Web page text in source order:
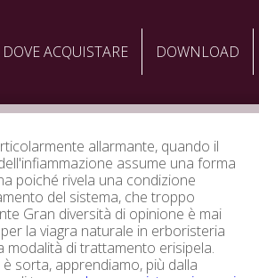
DOVE ACQUISTARE DOWNLOAD
allarmante, quando il
assume una forma
poiché rivela una condizione
del sistema, che troppo
Gran diversità di opinione è mai
la viagra naturale in erboristeria
modalità di trattamento erisipela.
sorta, apprendiamo, più dalla